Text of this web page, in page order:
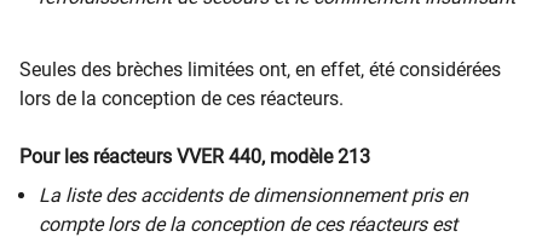
Seules des brèches limitées ont, en effet, été considérées
lors de la conception de ces réacteurs.
Pour les réacteurs VVER 440, modèle 213
La liste des accidents de dimensionnement pris en
compte lors de la conception de ces réacteurs est